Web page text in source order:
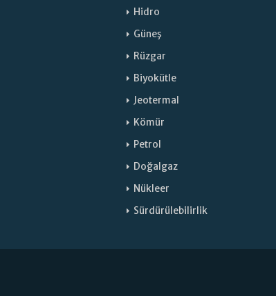
Hidro
Güneş
Rüzgar
Biyokütle
Jeotermal
Kömür
Petrol
Doğalgaz
Nükleer
Sürdürülebilirlik